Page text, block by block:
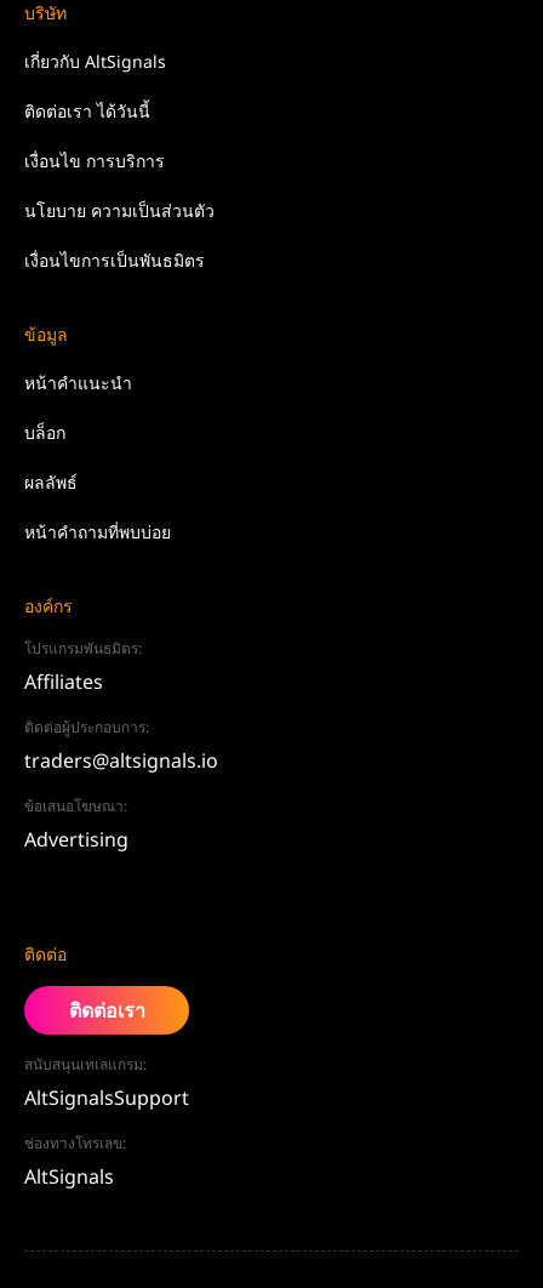
บริษัท
เกี่ยวกับ AltSignals
ติดต่อเราได้วันนี้
เงื่อนไข การบริการ
นโยบาย ความเป็นส่วนตัว
เงื่อนไขการเป็นพันธมิตร
ข้อมูล
หน้าคำแนะนำ
บล็อก
ผลลัพธ์
หน้าคำถามที่พบบ่อย
องค์กร
โปรแกรมพันธมิตร:
Affiliates
ติดต่อผู้ประกอบการ:
traders@altsignals.io
ข้อเสนอโฆษณา:
Advertising
ติดต่อ
ติดต่อเรา
สนับสนุนเทเลแกรม:
AltSignalsSupport
ช่องทางโทรเลข:
AltSignals